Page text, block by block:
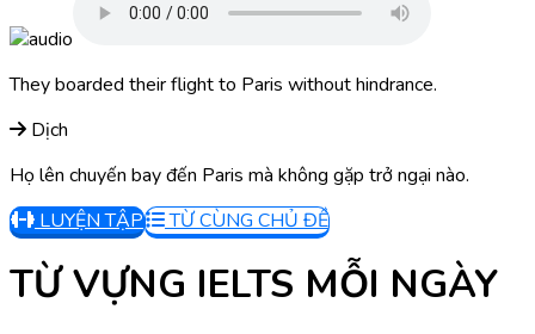
They boarded their flight to Paris without hindrance.
Dịch
Họ lên chuyến bay đến Paris mà không gặp trở ngại nào.
LUYỆN TẬP
TỪ CÙNG CHỦ ĐỀ
TỪ VỰNG IELTS MỖI NGÀY